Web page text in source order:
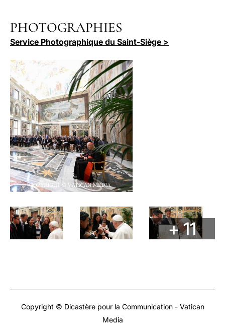
PHOTOGRAPHIES
Service Photographique du Saint-Siège >
+ 11
Copyright © Dicastère pour la Communication - Vatican
Media